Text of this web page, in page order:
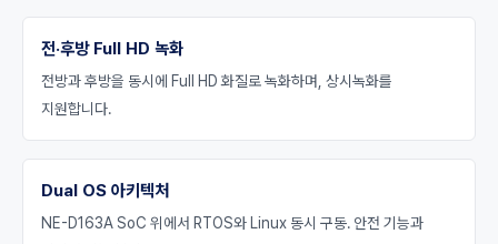
전·후방 Full HD 녹화
전방과 후방을 동시에 Full HD 화질로 녹화하며, 상시녹화를
지원합니다.
Dual OS 아키텍처
NE-D163A SoC 위에서 RTOS와 Linux 동시 구동. 안전 기능과